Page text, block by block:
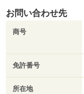
お問い合わせ先
商号
免許番号
所在地